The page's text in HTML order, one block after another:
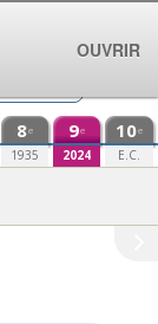
8e
1935
9e
2024
10e
E.C.
OUVRIR